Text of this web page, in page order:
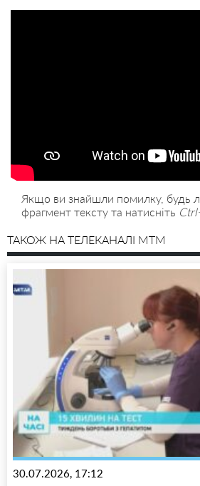
Якщо ви знайшли помилку, будь
фрагмент тексту та натисніть
ТАКОЖ НА ТЕЛЕКАНАЛІ MTM
30.07.2026, 17:12